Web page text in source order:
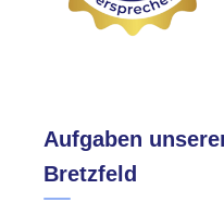
Aufgaben
Bretzfeld